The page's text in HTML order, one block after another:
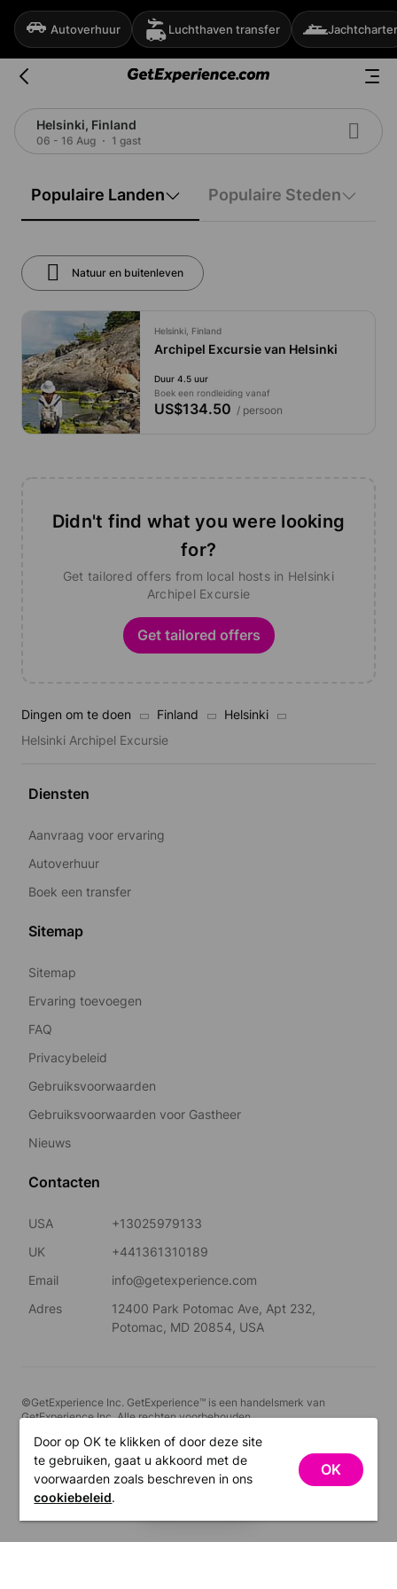
Autoverhuur Luchthaven transfer Jachtcharter
Helsinki, Finland
06 - 16 Aug 1 gast
Populaire Landen Populaire Steden
Natuur en buitenleven
Helsinki, Finland
Archipel Excursie van Helsinki
Duur 4.5 uur
Boek een rondleiding vanaf
US$134.50 / persoon
Didn't find what you were looking
for?
Get tailored offers from local hosts in Helsinki
Archipel Excursie
Get tailored offers
Dingen om te doen Finland
Helsinki
Helsinki Archipel Excursie
Diensten
Aanvraag voor ervaring
Autoverhuur
Boek een transfer
Sitemap
Sitemap
Ervaring toevoegen
FAQ
Privacybeleid
Gebruiksvoorwaarden
Gebruiksvoorwaarden voor Gastheer
Nieuws
Contacten
USA
+13025979133
UK
+441361310189
Email
info@getexperience.com
Adres
12400 Park Potomac Ave, Apt 232,
Potomac, MD 20854, USA
©GetExperience Inc. GetExperience™ is een handelsmerk van
GetExperience Inc. Alle rechten voorbehouden.
Nederlands
Door op OK te klikken of door deze site
te gebruiken, gaat u akkoord met de
voorwaarden zoals beschreven in ons
cookiebeleid.
OK